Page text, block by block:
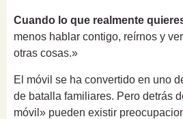
Cuando lo que realmente
menos hablar contigo, reírnos y
otras cosas.»
El móvil se ha convertido en uno
de batalla familiares. Pero detrás
móvil» pueden existir